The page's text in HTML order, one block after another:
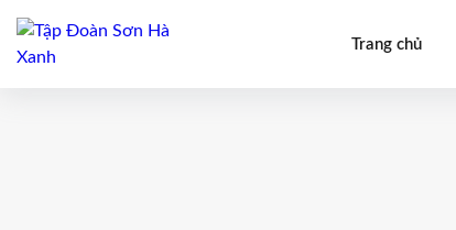
Trang chủ